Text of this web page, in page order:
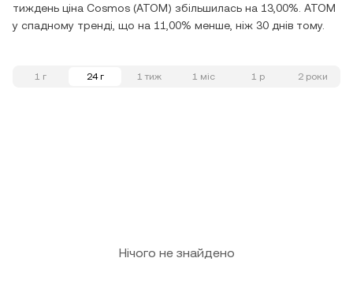
тиждень ціна Cosmos (ATOM) збільшилась на 13,00%. ATOM
у спадному тренді, що на 11,00% менше, ніж 30 днів тому.
1 г 24 г 1 тиж 1 міс 1 р 2 роки
Нічого не знайдено